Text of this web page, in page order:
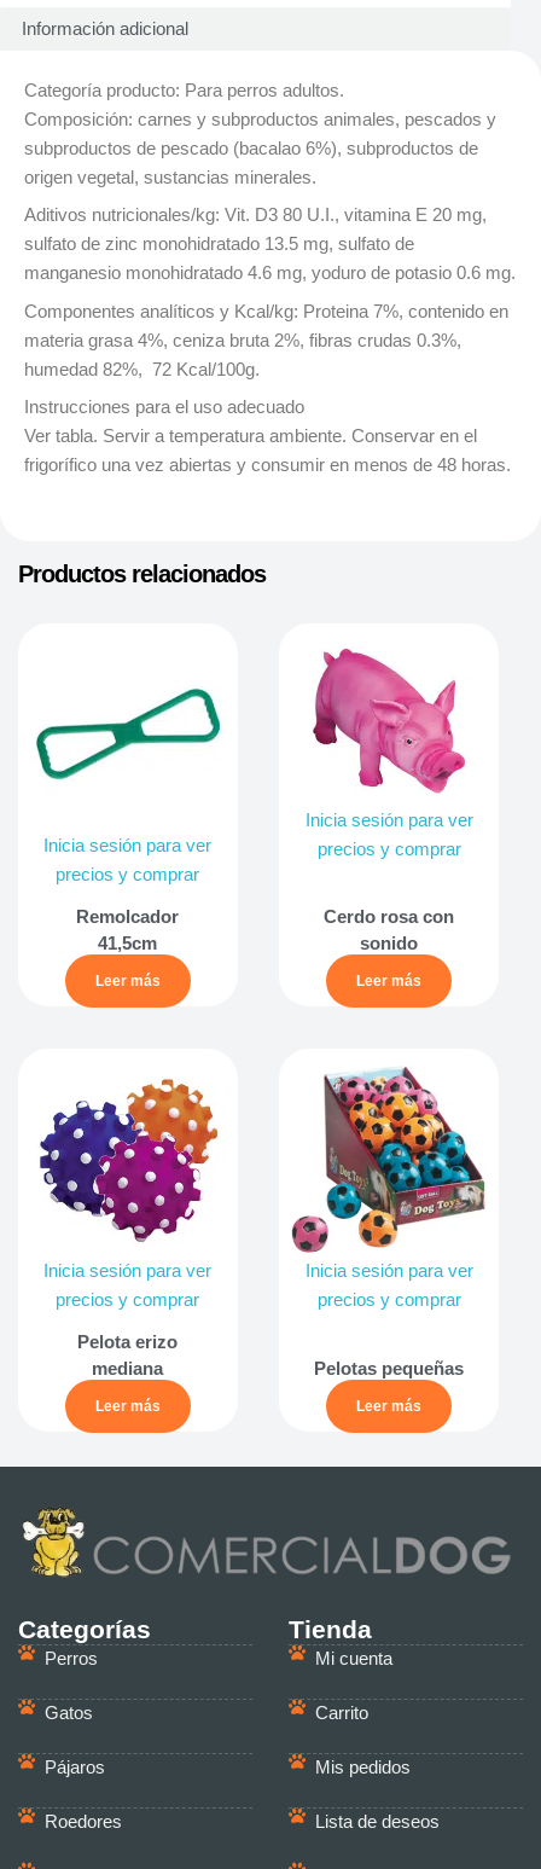
Información adicional
Categoría producto: Para perros adultos.
Composición: carnes y subproductos animales, pescados y
subproductos de pescado (bacalao 6%), subproductos de
origen vegetal, sustancias minerales.
Aditivos nutricionales/kg: Vit. D3 80 U.I., vitamina E 20 mg,
sulfato de zinc monohidratado 13.5 mg, sulfato de
manganesio monohidratado 4.6 mg, yoduro de potasio 0.6 mg.
Componentes analíticos y Kcal/kg: Proteina 7%, contenido en
materia grasa 4%, ceniza bruta 2%, fibras crudas 0.3%,
humedad 82%, 72 Kcal/100g.
Instrucciones para el uso adecuado
Ver tabla. Servir a temperatura ambiente. Conservar en el
frigorífico una vez abiertas y consumir en menos de 48 horas.
Productos relacionados
Inicia sesión para ver
precios y comprar
Remolcador
41,5cm
Leer más
Inicia sesión para ver
precios y comprar
Cerdo rosa con
sonido
Leer más
Inicia sesión para ver
precios y comprar
Pelota erizo
mediana
Leer más
Inicia sesión para ver
precios y comprar
Pelotas pequeñas
Leer más
Categorías
Perros
Gatos
Pájaros
Roedores
Tienda
Mi cuenta
Carrito
Mis pedidos
Lista de deseos